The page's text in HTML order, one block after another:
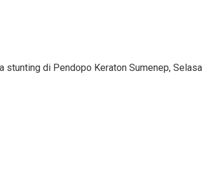
stunting di Pendopo Keraton Sumenep, Selasa